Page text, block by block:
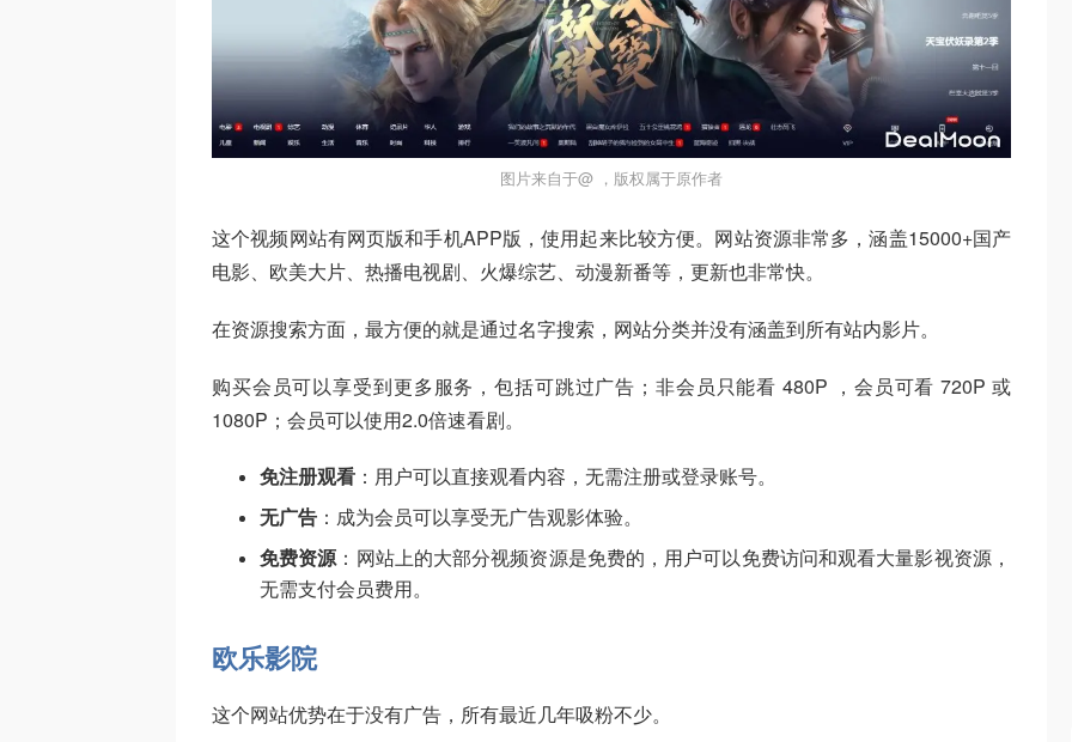
图片来自于@ ，版权属于原作者
这个视频网站有网页版和手机APP版，使用起来比较方便。网站资源非常多，涵盖15000+国产
电影、欧美大片、热播电视剧、火爆综艺、动漫新番等，更新也非常快。
在资源搜索方面，最方便的就是通过名字搜索，网站分类并没有涵盖到所有站内影片。
购买会员可以享受到更多服务，包括可跳过广告；非会员只能看 480P ，会员可看 720P 或
1080P；会员可以使用2.0倍速看剧。
免注册观看 ：用户可以直接观看内容，无需注册或登录账号。
无广告 ：成为会员可以享受无广告观影体验。
免费资源：网站上的大部分视频资源是免费的，用户可以免费访问和观看大量影视资源，
无需支付会员费用。
欧乐影院
这个网站优势在于没有广告，所有最近几年吸粉不少。